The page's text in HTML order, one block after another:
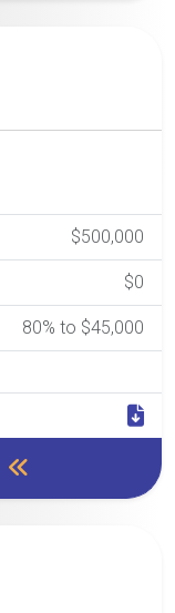
$500,000
$0
80% to $45,000